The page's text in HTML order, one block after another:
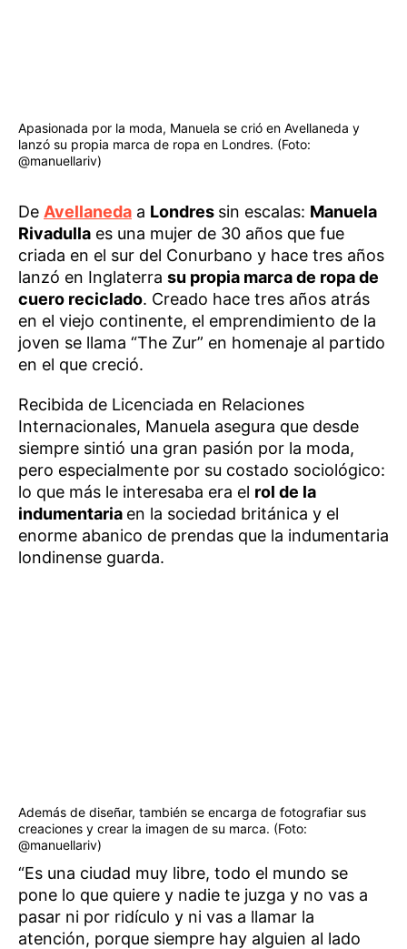
Apasionada por la moda, Manuela se crió en Avellaneda y
lanzó su propia marca de ropa en Londres. (Foto:
@manuellariv)
De Avellaneda a Londres sin escalas: Manuela
Rivadulla es una mujer de 30 años que fue
criada en el sur del Conurbano y hace tres años
lanzó en Inglaterra su propia marca de ropa de
cuero reciclado. Creado hace tres años atrás
en el viejo continente, el emprendimiento de la
joven se llama “The Zur” en homenaje al partido
en el que creció.
Recibida de Licenciada en Relaciones
Internacionales, Manuela asegura que desde
siempre sintió una gran pasión por la moda,
pero especialmente por su costado sociológico:
lo que más le interesaba era el rol de la
indumentaria en la sociedad británica y el
enorme abanico de prendas que la indumentaria
londinense guarda.
Además de diseñar, también se encarga de fotografiar sus
creaciones y crear la imagen de su marca. (Foto:
@manuellariv)
“Es una ciudad muy libre, todo el mundo se
pone lo que quiere y nadie te juzga y no vas a
pasar ni por ridículo y ni vas a llamar la
atención, porque siempre hay alguien al lado